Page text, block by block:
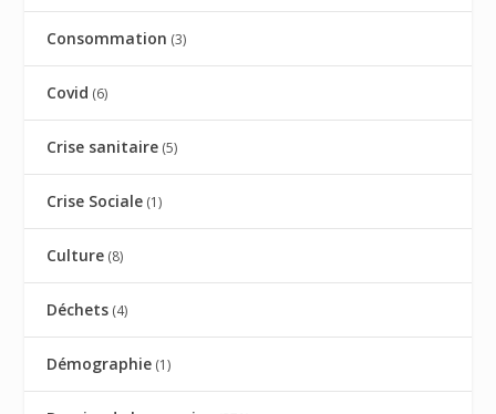
Consommation (3)
Covid (6)
Crise sanitaire (5)
Crise Sociale (1)
Culture (8)
Déchets (4)
Démographie (1)